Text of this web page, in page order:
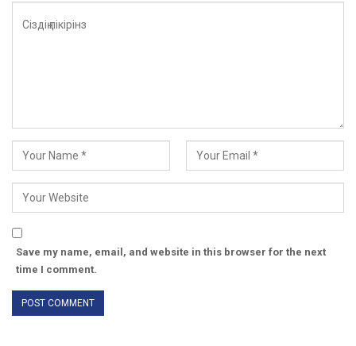
Save my name, email, and website in this browser for the next
time I comment.